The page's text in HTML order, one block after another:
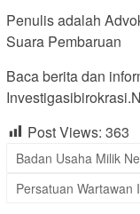
Penulis adalah
Suara Pembaruan
Baca berita dan
Post Views: 363
Badan Usaha Milik
Persatuan Wartawan